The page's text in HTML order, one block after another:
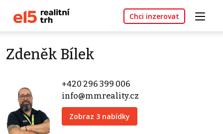
Chci inzerovat
Zdeněk Bílek
+420 296 399 006
info@mmreality.cz
Zobraz 3 nabídky